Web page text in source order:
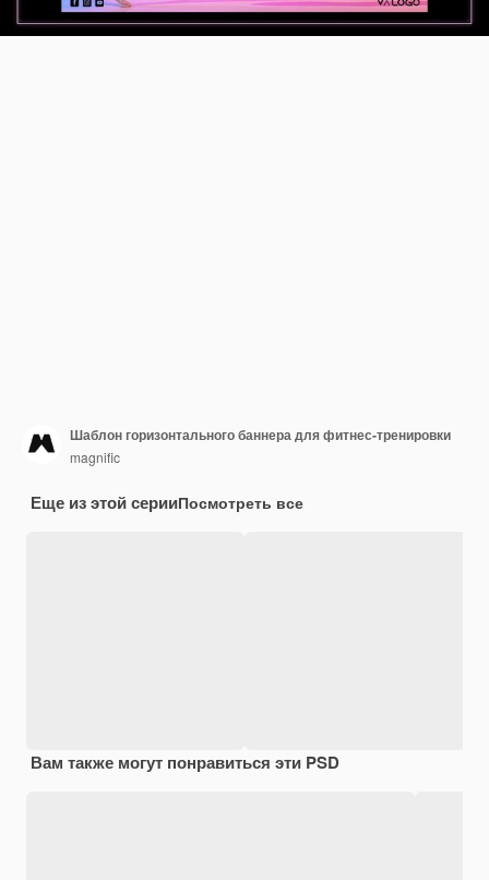
Шаблон горизонтального баннера для фитнес-тренировки
magnific
Еще из этой серииПосмотреть все
Вам также могут понравиться эти PSD